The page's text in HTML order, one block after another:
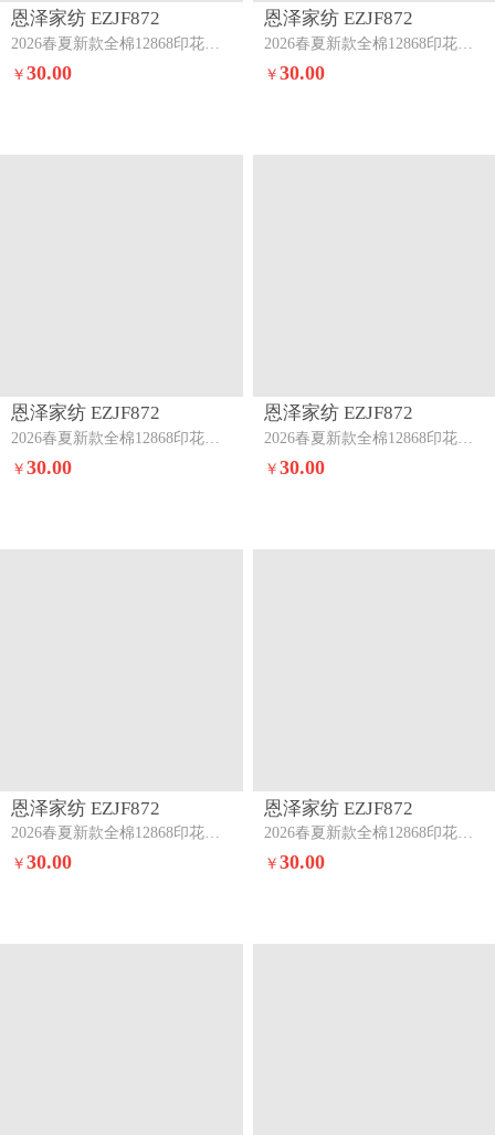
恩泽家纺 EZJF872
2026春夏新款全棉12868印花四件套单品系列-单被套（提供，预留缩水率）拉菲特
￥30.00
恩泽家纺 EZJF872
2026春夏新款全棉12868印花四件套单品系列-单被套（提供，预留缩水率）田园小花
￥ 30.00
恩泽家纺 EZJF872
2026春夏新款全棉12868印花四件套单品系列-单被套（提供，预留缩水率）学院风
￥30.00
恩泽家纺 EZJF872
2026春夏新款全棉12868印花四件套单品系列-单被套（提供，预留缩水率）雪纳瑞
￥ 30.00
恩泽家纺 EZJF872
2026春夏新款全棉12868印花四件套单品系列-单被套（提供，预留缩水率）魔法帽
￥30.00
恩泽家纺 EZJF872
2026春夏新款全棉12868印花四件套单品系列-单被套（提供，预留缩水率）喵喵
￥ 30.00